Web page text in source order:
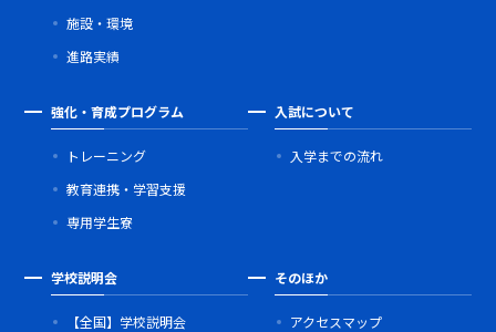
施設・環境
進路実績
強化・育成プログラム
トレーニング
教育連携・学習支援
専用学生寮
入試について
入学までの流れ
学校説明会
【全国】学校説明会
そのほか
アクセスマップ